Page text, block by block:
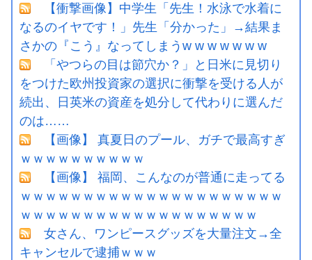
【衝撃画像】中学生「先生！水泳で水着に
なるのイヤです！」先生「分かった」→結果ま
さかの『こう』なってしまうw w w w w w w
「やつらの目は節穴か？」と日米に見切り
をつけた欧州投資家の選択に衝撃を受ける人が
続出、日英米の資産を処分して代わりに選んだ
のは……
【画像】 真夏日のプール、ガチで最高すぎ
ｗｗｗｗｗｗｗｗｗｗ
【画像】 福岡、こんなのが普通に走ってる
ｗｗｗｗｗｗｗｗｗｗｗｗｗｗｗｗｗｗｗｗｗ
ｗｗｗｗｗｗｗｗｗｗｗｗｗｗｗｗｗｗｗ
女さん、ワンピースグッズを大量注文→全
キャンセルで逮捕ｗｗｗ